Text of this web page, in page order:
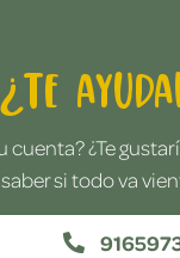
¿Te
cuenta? ¿Te
si todo va